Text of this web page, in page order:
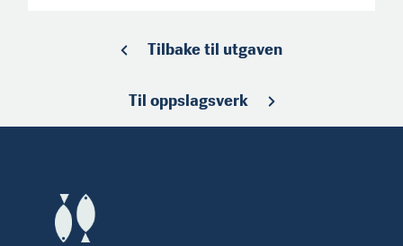
Tilbake til utgaven
Til oppslagsverk